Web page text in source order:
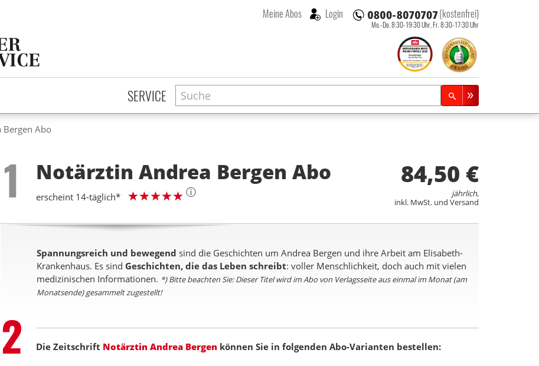
(kostenfrei)
Mo.-Do. 8:30-19:30 Uhr, Fr. 8:30-17:30 Uhr
Meine Abos Login
SERVICE Suche
Zeitschriftensuche
Abo
Step
1 Notärztin Andrea Bergen Abo
erscheint 14-täglich* ⓘ
84,50 €
jährlich,
inkl. MwSt. und Versand
Spannungsreich und bewegend sind die Geschichten um Andrea Bergen und ihre Arbeit am Elisabeth-
Krankenhaus. Es sind Geschichten, die das Leben schreibt: voller Menschlichkeit, doch auch mit vielen
medizinischen Informationen. *) Bitte beachten Sie: Dieser Titel wird im Abo von Verlagsseite aus einmal im Monat (am
Monatsende) gesammelt zugestellt!
Step
2 Die Zeitschrift Notärztin Andrea Bergen können Sie in folgenden Abo-Varianten bestellen: